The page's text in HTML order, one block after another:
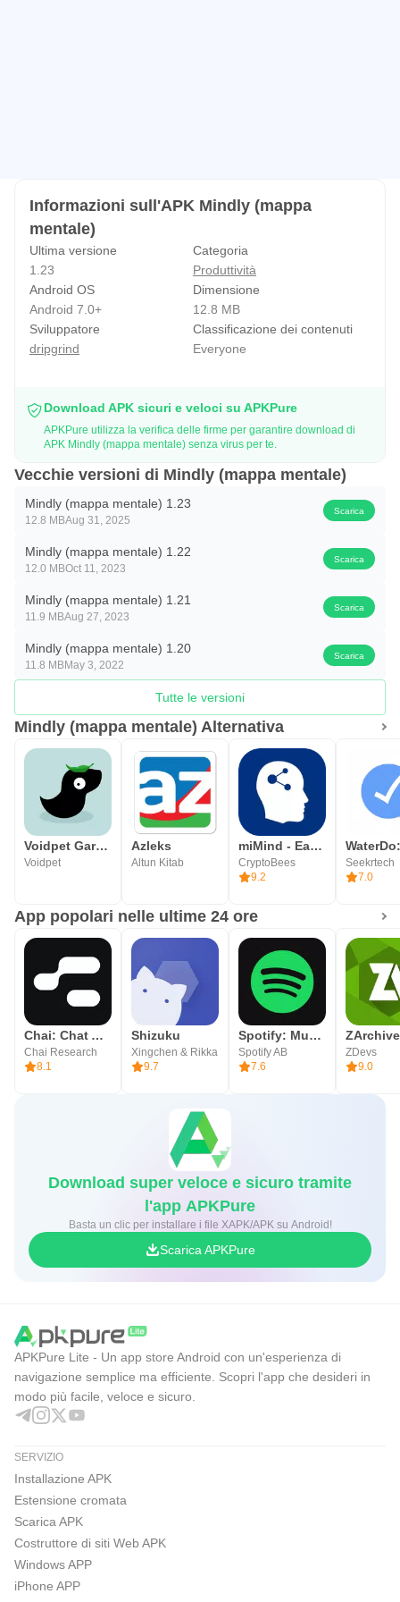
Informazioni sull'APK Mindly (mappa
mentale)
Ultima versione
1.23
Categoria
Produttività
Android OS
Android 7.0+
Dimensione
12.8 MB
Sviluppatore
dripgrind
Classificazione dei contenuti
Everyone
Download APK sicuri e veloci su APKPure
APKPure utilizza la verifica delle firme per garantire download di
APK Mindly (mappa mentale) senza virus per te.
Vecchie versioni di Mindly (mappa mentale)
Mindly (mappa mentale) 1.23
12.8 MBAug 31, 2025
Scarica
Mindly (mappa mentale) 1.22
12.0 MBOct 11, 2023
Scarica
Mindly (mappa mentale) 1.21
11.9 MBAug 27, 2023
Scarica
Mindly (mappa mentale) 1.20
11.8 MBMay 3, 2022
Scarica
Tutte le versioni
Mindly (mappa mentale) Alternativa
Voidpet Garden: Mental Health
Voidpet
Azleks
Altun Kitab
miMind - Easy Mind Mapping
CryptoBees
9.2
Seekrtech
7.0
App popolari nelle ultime 24 ore
Chai: Chat AI Platform
Chai Research
8.1
Shizuku
Xingchen & Rikka
9.7
Spotify: Music and Podcasts
Spotify AB
7.6
ZDevs
9.0
Download super veloce e sicuro tramite
l'app APKPure
Basta un clic per installare i file XAPK/APK su Android!
Scarica APKPure
APKPure Lite - Un app store Android con un'esperienza di
navigazione semplice ma efficiente. Scopri l'app che desideri in
modo più facile, veloce e sicuro.
SERVIZIO
Installazione APK
Estensione cromata
Scarica APK
Costruttore di siti Web APK
Windows APP
iPhone APP